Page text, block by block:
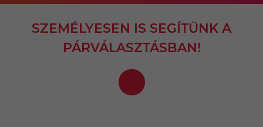
SZEMÉLYESEN IS SEGÍTÜNK A
PÁRVÁLASZTÁSBAN!